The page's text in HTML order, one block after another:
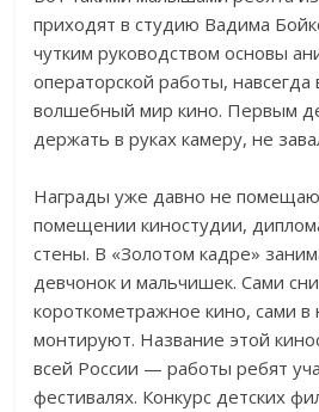
приходят в студию Вадима
чутким руководством основы
операторской работы, навсегда
волшебный мир кино. Первым
держать в руках камеру, не
Награды уже давно не
помещении киностудии,
стены. В «Золотом кадре»
девчонок и мальчишек. Сами
короткометражное кино, сами в
монтируют. Название этой
всей России — работы ребят
фестивалях. Конкурс детских